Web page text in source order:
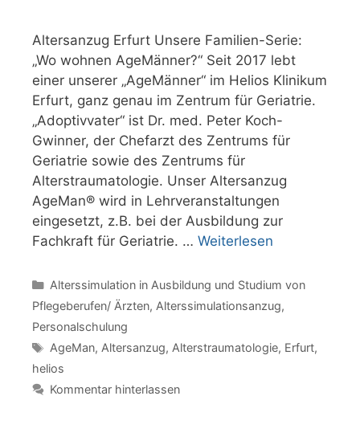
Altersanzug Erfurt Unsere Familien-Serie:
„Wo wohnen AgeMänner?“ Seit 2017 lebt
einer unserer „AgeMänner“ im Helios Klinikum
Erfurt, ganz genau im Zentrum für Geriatrie.
„Adoptivvater“ ist Dr. med. Peter Koch-
Gwinner, der Chefarzt des Zentrums für
Geriatrie sowie des Zentrums für
Alterstraumatologie. Unser Altersanzug
AgeMan® wird in Lehrveranstaltungen
eingesetzt, z.B. bei der Ausbildung zur
Fachkraft für Geriatrie. … Weiterlesen
Kategorien
Alterssimulation in Ausbildung und Studium von
Pflegeberufen/ Ärzten, Alterssimulationsanzug,
Personalschulung
Schlagwörter
AgeMan, Altersanzug, Alterstraumatologie, Erfurt,
helios
Kommentar hinterlassen